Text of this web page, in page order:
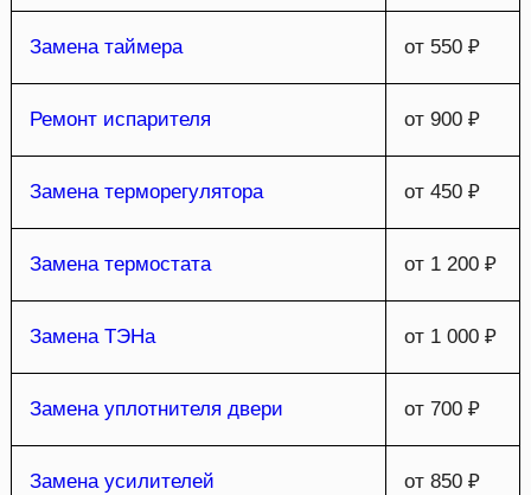
Замена таймера от 550 ₽
Ремонт испарителя от 900 ₽
Замена терморегулятора от 450 ₽
Замена термостата от 1 200 ₽
Замена ТЭНа от 1 000 ₽
Замена уплотнителя двери от 700 ₽
Замена усилителей от 850 ₽